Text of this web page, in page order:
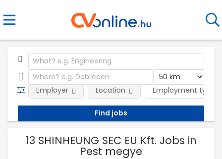
Employment type
Employer Location
13 SHINHEUNG SEC EU Kft. Jobs in
Pest megye